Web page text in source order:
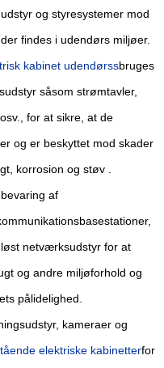
og styresystemer mod
findes i udendørs miljøer.
kabinet udendørssbruges
såsom strømtavler,
for at sikre, at de
og er beskyttet mod skader
korrosion og støv .
af
netværksudstyr for at
og andre miljøforhold og
pålidelighed.
kameraer og
elektriske kabinetterfor